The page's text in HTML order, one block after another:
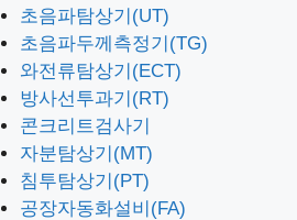
PROCEQ
WAYGATE TECHNOLOGIES(GE)
FOERSTER
AGFA
MAGNAFLUX
THERMO FISHER SCIENTIFIC
SENSOR NETWORKS, INS
초음파탐상기(UT)
초음파두께측정기(TG)
와전류탐상기(ECT)
방사선투과기(RT)
콘크리트검사기
자분탐상기(MT)
침투탐상기(PT)
공장자동화설비(FA)